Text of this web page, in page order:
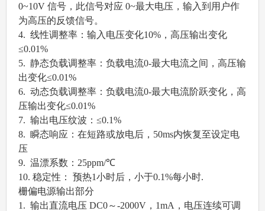
0~10V 信号，此信号对应 0~最大电压，输入到用户作
为高压的反馈信号。
4. 线性调整率：输入电压变化10%，高压输出变化
≤0.01%
5. 静态负载调整率：负载电流0-最大电流之间，高压输
出变化≤0.01%
6. 动态负载调整率：负载电流0-最大电流阶跃变化，高
压输出变化≤0.01%
7. 输出电压纹波：≤0.1%
8. 瞬态响应：在短路或放电后，50ms内恢复至设定电
压
9. 温漂系数：25ppm/℃
10. 稳定性： 预热1小时后，小于0.1%每小时.
栅偏电源输出部分
1. 输出直流电压 DC0～-2000V，1mA，电压连续可调